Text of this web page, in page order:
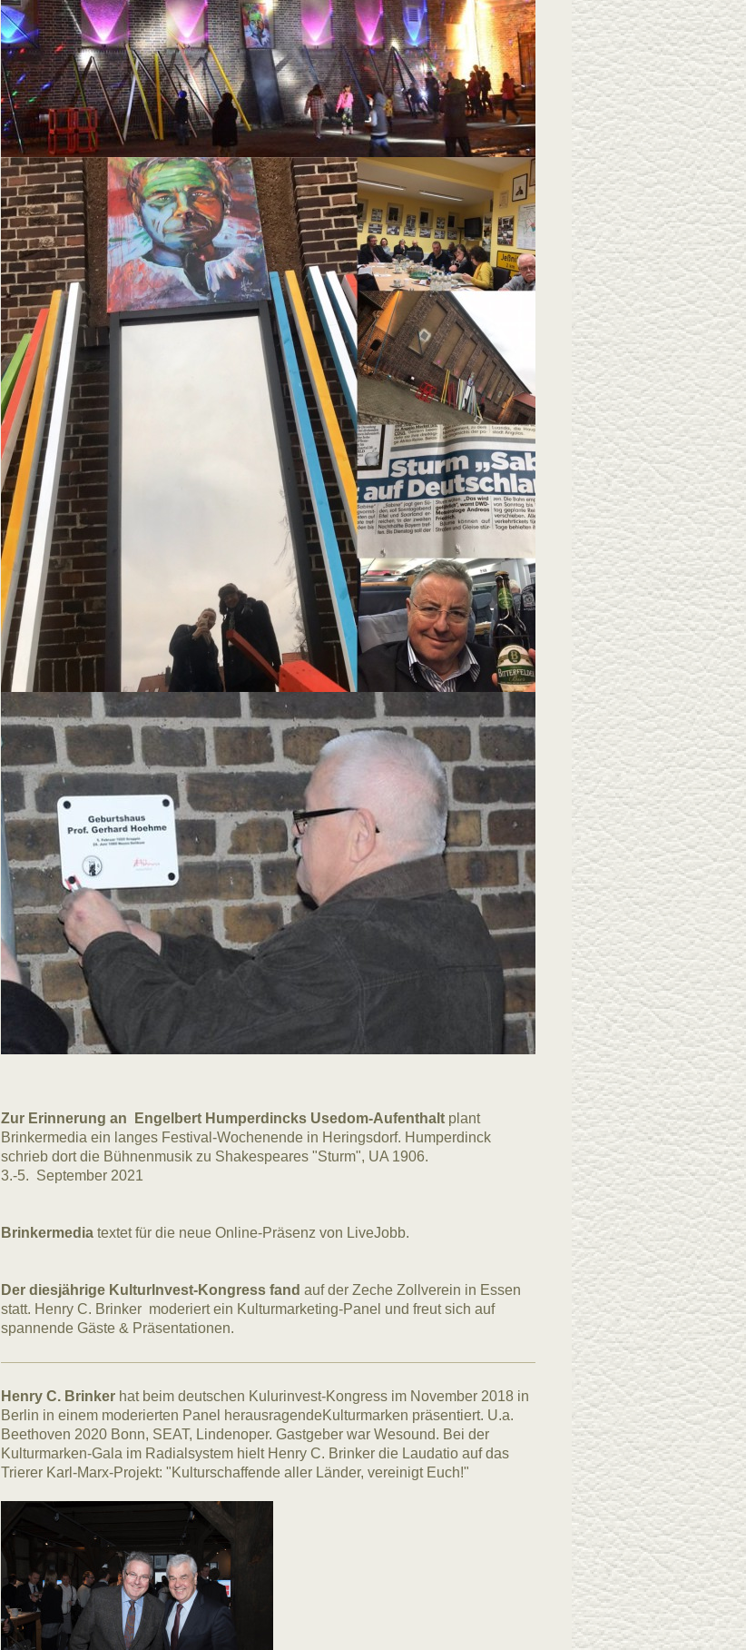
Zur Erinnerung an Engelbert Humperdincks Usedom-Aufenthaltplant
Brinkermedia ein langes Festival-Wochenende in Heringsdorf. Humperdinck
schrieb dort die Bühnenmusik zu Shakespeares "Sturm", UA 1906.
3.-5. September 2021
Brinkermediatextet für die neue Online-Präsenz von LiveJobb.
Der diesjährige KulturInvest-Kongress fand auf der Zeche Zollverein in Essen
statt. Henry C. Brinker moderiert ein Kulturmarketing-Panel und freut sich auf
spannende Gäste & Präsentationen.
Henry C. Brinkerhat beim deutschen Kulurinvest-Kongress im November 2018 in
Berlin in einem moderierten Panel herausragendeKulturmarken präsentiert. U.a.
Beethoven 2020 Bonn, SEAT, Lindenoper. Gastgeber war Wesound. Bei der
Kulturmarken-Gala im Radialsystem hielt Henry C. Brinker die Laudatio auf das
Trierer Karl-Marx-Projekt: "Kulturschaffende aller Länder, vereinigt Euch!"